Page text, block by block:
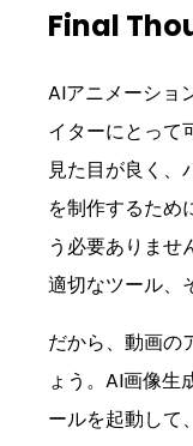
Final
AIアニメーショ
イターにとって
見た目が良く、
を制作するため
う必要ありませ
適切なツール、
だから、動画の
ょう。AI画像生
ールを起動して